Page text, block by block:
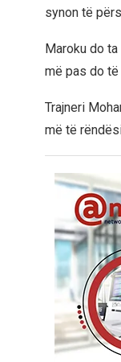
synon të
Maroku do
më pas do
Trajneri
më të